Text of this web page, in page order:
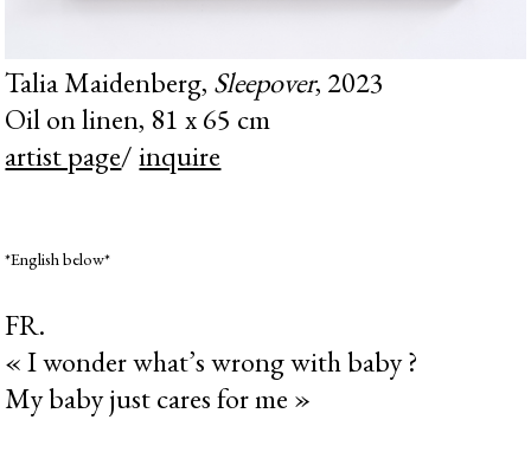
Talia Maidenberg, Sleepover, 2023
Oil on linen, 81 x 65 cm
artist page/inquire
*English below*
FR.
« I wonder what’s wrong with baby ?
My baby just cares for me »